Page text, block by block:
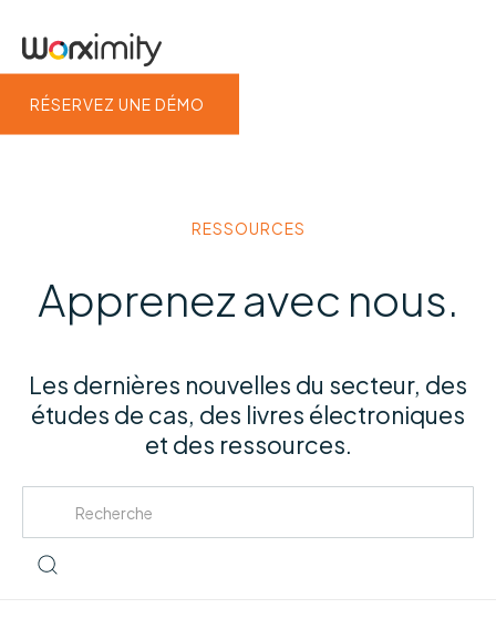
RÉSERVEZ UNE DÉMO
RESSOURCES
Apprenez avec nous.
Les dernières nouvelles du secteur, des
études de cas, des livres électroniques
et des ressources.